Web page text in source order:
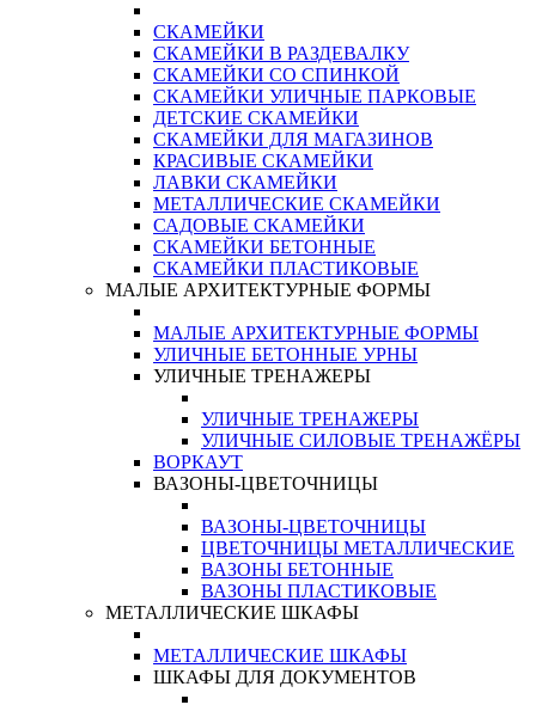
СКАМЕЙКИ
СКАМЕЙКИ В РАЗДЕВАЛКУ
СКАМЕЙКИ СО СПИНКОЙ
СКАМЕЙКИ УЛИЧНЫЕ ПАРКОВЫЕ
ДЕТСКИЕ СКАМЕЙКИ
СКАМЕЙКИ ДЛЯ МАГАЗИНОВ
КРАСИВЫЕ СКАМЕЙКИ
ЛАВКИ СКАМЕЙКИ
МЕТАЛЛИЧЕСКИЕ СКАМЕЙКИ
САДОВЫЕ СКАМЕЙКИ
СКАМЕЙКИ БЕТОННЫЕ
СКАМЕЙКИ ПЛАСТИКОВЫЕ
МАЛЫЕ АРХИТЕКТУРНЫЕ ФОРМЫ
МАЛЫЕ АРХИТЕКТУРНЫЕ ФОРМЫ
УЛИЧНЫЕ БЕТОННЫЕ УРНЫ
УЛИЧНЫЕ ТРЕНАЖЕРЫ
УЛИЧНЫЕ ТРЕНАЖЕРЫ
УЛИЧНЫЕ СИЛОВЫЕ ТРЕНАЖЁРЫ
ВОРКАУТ
ВАЗОНЫ-ЦВЕТОЧНИЦЫ
ВАЗОНЫ-ЦВЕТОЧНИЦЫ
ЦВЕТОЧНИЦЫ МЕТАЛЛИЧЕСКИЕ
ВАЗОНЫ БЕТОННЫЕ
ВАЗОНЫ ПЛАСТИКОВЫЕ
МЕТАЛЛИЧЕСКИЕ ШКАФЫ
МЕТАЛЛИЧЕСКИЕ ШКАФЫ
ШКАФЫ ДЛЯ ДОКУМЕНТОВ